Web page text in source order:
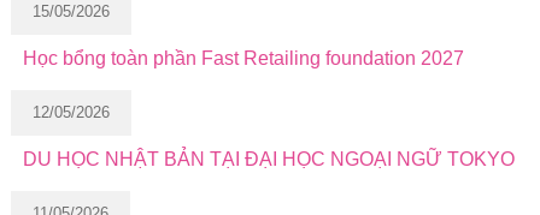
15/05/2026
Học bổng toàn phần Fast Retailing foundation 2027
12/05/2026
DU HỌC NHẬT BẢN TẠI ĐẠI HỌC NGOẠI NGỮ TOKYO